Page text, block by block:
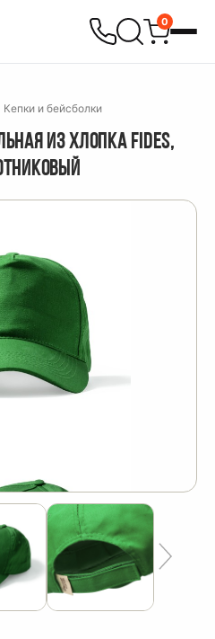
0
Кепки и бейсболки
ИЗ ХЛОПКА FIDES,